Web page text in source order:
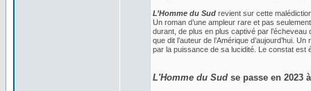
L’Homme du Sud revient sur cette
Un roman d’une ampleur rare et pas
durant, de plus en plus captivé par
que dit l’auteur de l’Amérique d’aujourd’hui.
par la puissance de sa lucidité. Le constat est
L'Homme du Sud se passe en 2023